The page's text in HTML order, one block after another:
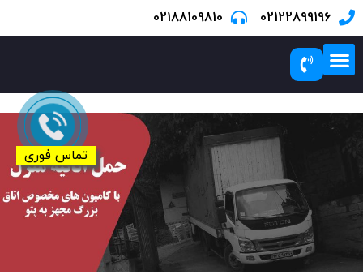
02122899196
02188109810
تماس فوری